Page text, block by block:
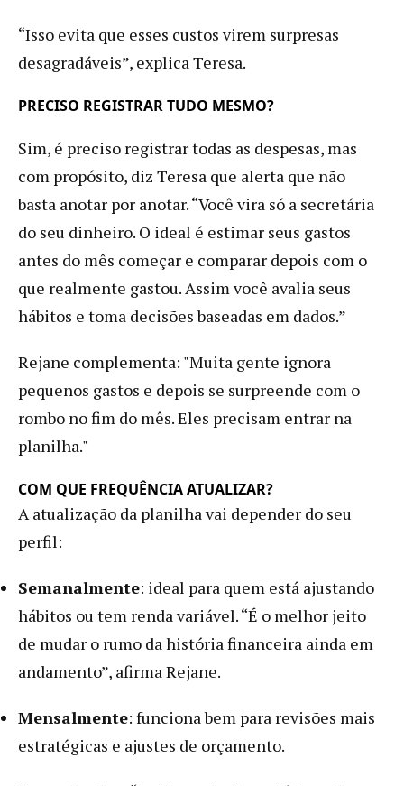
“Isso evita que esses custos virem surpresas
desagradáveis”, explica Teresa.
PRECISO REGISTRAR TUDO MESMO?
Sim, é preciso registrar todas as despesas, mas
com propósito, diz Teresa que alerta que não
basta anotar por anotar. “Você vira só a secretária
do seu dinheiro. O ideal é estimar seus gastos
antes do mês começar e comparar depois com o
que realmente gastou. Assim você avalia seus
hábitos e toma decisões baseadas em dados.”
Rejane complementa: "Muita gente ignora
pequenos gastos e depois se surpreende com o
rombo no fim do mês. Eles precisam entrar na
planilha."
COM QUE FREQUÊNCIA ATUALIZAR?
A atualização da planilha vai depender do seu
perfil:
Semanalmente: ideal para quem está ajustando
hábitos ou tem renda variável. “É o melhor jeito
de mudar o rumo da história financeira ainda em
andamento”, afirma Rejane.
Mensalmente: funciona bem para revisões mais
estratégicas e ajustes de orçamento.